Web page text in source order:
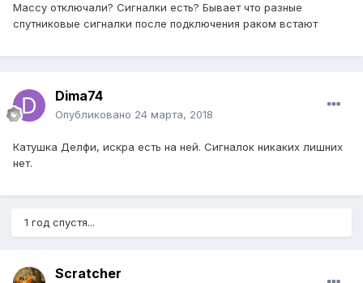
Массу отключали? Сигналки есть? Бывает что разные
спутниковые сигналки после подключения раком встают
Dima74
Опубликовано 24 марта, 2018
Катушка Делфи, искра есть на ней. Сигналок никаких лишних
нет.
1 год спустя...
Scratcher